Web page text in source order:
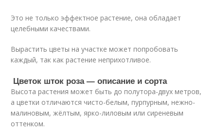
Это не только эффектное растение, она обладает
целебными качествами.
Вырастить цветы на участке может попробовать
каждый, так как растение неприхотливое.
Цветок шток роза — описание и сорта
Высота растения может быть до полутора-двух метров,
а цветки отличаются чисто-белым, пурпурным, нежно-
малиновым, жёлтым, ярко-лиловым или сиреневым
оттенком.